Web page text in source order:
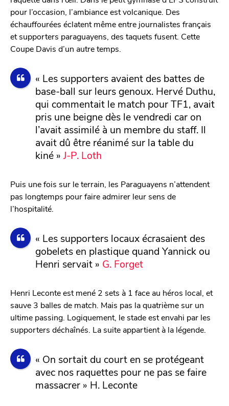
pour l’occasion, l’ambiance est volcanique. Des
échauffourées éclatent même entre journalistes français
et supporters paraguayens, des taquets fusent. Cette
Coupe Davis d’un autre temps.
« Les supporters avaient des battes de
base-ball sur leurs genoux. Hervé Duthu,
qui commentait le match pour TF1, avait
pris une beigne dès le vendredi car on
l’avait assimilé à un membre du staff. Il
avait dû être réanimé sur la table du
kiné » J-P. Loth
Puis une fois sur le terrain, les Paraguayens n’attendent
pas longtemps pour faire admirer leur sens de
l’hospitalité.
« Les supporters locaux écrasaient des
gobelets en plastique quand Yannick ou
Henri servait » G. Forget
Henri Leconte est mené 2 sets à 1 face au héros local, et
sauve 3 balles de match. Mais pas la quatrième sur un
ultime passing. Logiquement, le stade est envahi par les
supporters déchaînés. La suite appartient à la légende.
« On sortait du court en se protégeant
avec nos raquettes pour ne pas se faire
massacrer » H. Leconte